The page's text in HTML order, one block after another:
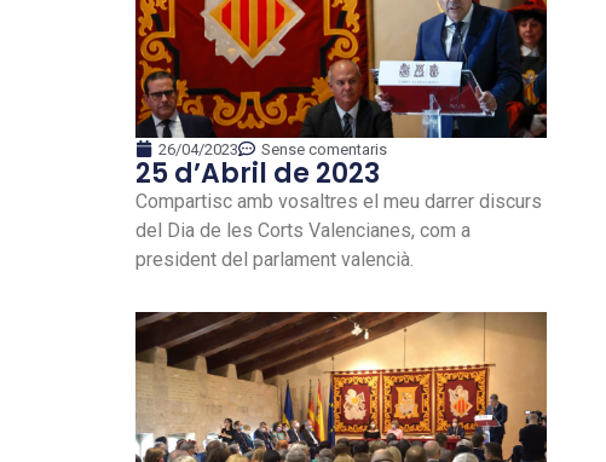
26/04/2023 Sense comentaris
25 d’Abril de 2023
Compartisc amb vosaltres el meu darrer discurs
del Dia de les Corts Valencianes, com a
president del parlament valencià.